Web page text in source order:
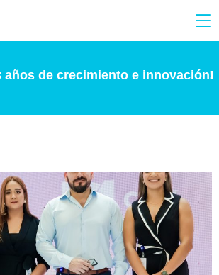
años de crecimiento e innovación!